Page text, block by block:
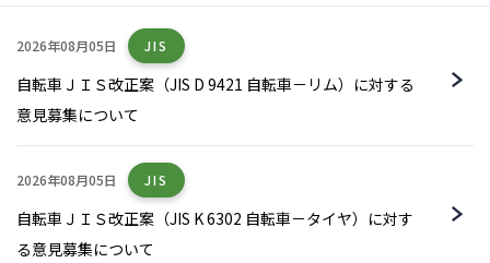
2026年08月05日 JIS
自転車ＪＩＳ改正案（JIS D 9421 自転車－リム）に対する
意見募集について
2026年08月05日 JIS
自転車ＪＩＳ改正案（JIS K 6302 自転車－タイヤ）に対す
る意見募集について